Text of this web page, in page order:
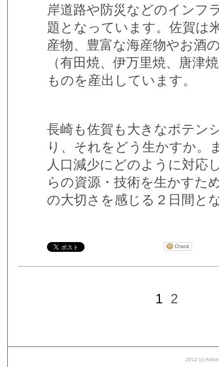
岸道路や防災などのインフ
題となっています。佐賀は
産物、豊富な海産物やお酒
（有田焼、伊万里焼、唐津
ものを産出しています。
長崎も佐賀も大きなポテン
り、それをどう生かすか。
人口減少にどのように対応
らの資源・技術を生かすた
の大切さを感じる２日間と
1 2
2012 (c)